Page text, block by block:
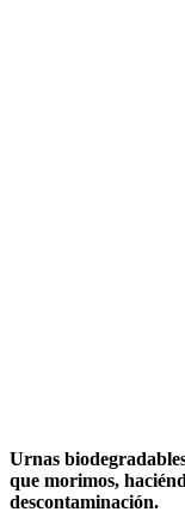
Urnas
que morimos,
descontaminación.